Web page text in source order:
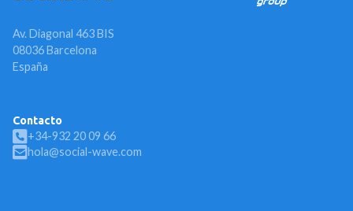
Av. Diagonal 463 BIS
08036 Barcelona
España
Contacto
+34-932 20 09 66
hola@social-wave.com